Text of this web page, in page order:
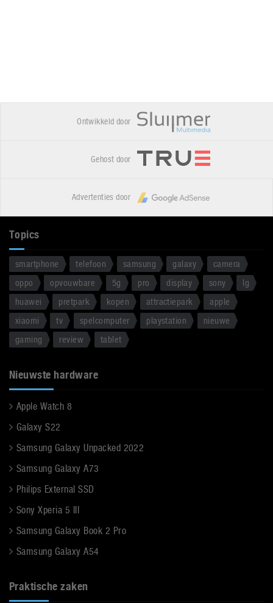
Ontwikkeld door
Gehost door
Advertenties door
Topics
smartphone telefoon samsung galaxy
camera
oppo
opvouwbare 5g pro display sony
lg
huawei
pretpark kopen attractiepark
apple
xiaomi
tv spelcomputer playstation
nieuwe
gaming
review tablet
Nieuwste hardware
Apple Watch 8
Galaxy S22
Samsung Galaxy Unpacked 2022
Samsung Galaxy A73
Philips External SSD
Sony Xperia 5 III
Samsung Galaxy Book 2 Pro
Samsung Galaxy A54
Praktische zaken